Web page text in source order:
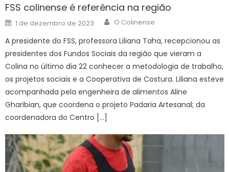
FSS colinense é referência na região
Posted
on
1 de dezembro de 2023 Author
O Colinense
A presidente do FSS, professora Liliana Taha, recepcionou as
presidentes dos Fundos Sociais da região que vieram a
Colina no último dia 22 conhecer a metodologia de trabalho,
os projetos sociais e a Cooperativa de Costura. Liliana esteve
acompanhada pela engenheira de alimentos Aline
Gharibian, que coordena o projeto Padaria Artesanal; da
coordenadora do Centro […]